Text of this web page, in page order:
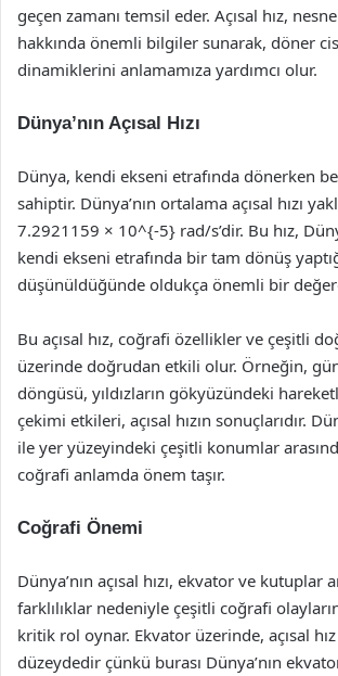
geçen zamanı temsil eder. Açısal hız,
hakkında önemli bilgiler sunarak, döner
dinamiklerini anlamamıza yardımcı olur.
Dünya’nın Açısal Hızı
Dünya, kendi ekseni etrafında dönerken
sahiptir. Dünya’nın ortalama açısal hızı
7.2921159 × 10^{-5} rad/s’dir. Bu hız,
kendi ekseni etrafında bir tam dönüş
düşünüldüğünde oldukça önemli bir
Bu açısal hız, coğrafi özellikler ve çeşitli
üzerinde doğrudan etkili olur. Örneğin,
döngüsü, yıldızların gökyüzündeki
çekimi etkileri, açısal hızın sonuçlarıdır.
ile yer yüzeyindeki çeşitli konumlar
coğrafi anlamda önem taşır.
Coğrafi Önemi
Dünya’nın açısal hızı, ekvator ve kutuplar
farklılıklar nedeniyle çeşitli coğrafi
kritik rol oynar. Ekvator üzerinde, açısal
düzeydedir çünkü burası Dünya’nın